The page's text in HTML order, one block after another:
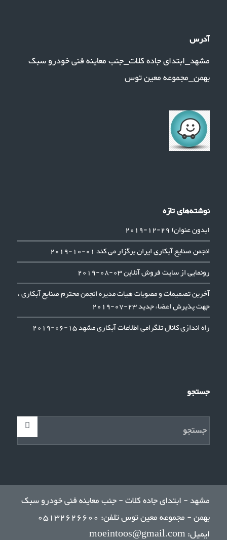
آدرس
مشهد_ابتدای جاده کلات_جنب معاینه فنی خودرو سبک
بهمن_مجموعه معین توس
نوشته‌های تازه
(بدون عنوان) 29-12-2019
انجمن صنایع آبکاری ایران برگزار می کند 01-10-2019
رونمایی از سایت فروش آنلاین03-08-2019
آخرین تصمیمات و مصوبات هیات مدیره انجمن محترم صنایع آبکاری ،
جهت پذیرش اعضاء جدید23-07-2019
راه اندازی کانال تلگرامی اطلاعات آبکاری مشهد15-06-2019
جستجو
مشهد - ابتدای جاده کلات - جنب معاینه فنی خودرو سبک
بهمن - مجموعه معین توس تلفن: 05132626600
ایمیل: moeintoos@gmail.com